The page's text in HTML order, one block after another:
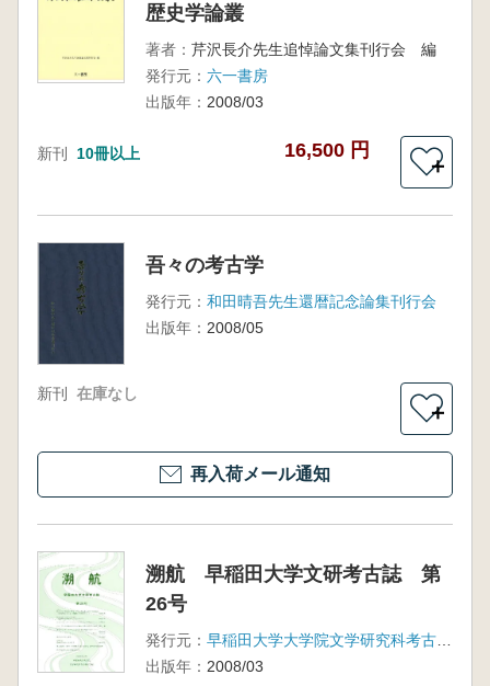
歴史学論叢
著者： 芹沢長介先生追悼論文集刊行会 編
発行元： 六一書房
出版年： 2008/03
新刊 10冊以上 16,500 円
＋
吾々の考古学
発行元： 和田晴吾先生還暦記念論集刊行会
出版年： 2008/05
新刊 在庫なし
＋
再入荷メール通知
溯航 早稲田大学文研考古誌 第
26号
発行元：
早稲田大学大学院文学研究科考古談話会
出版年： 2008/03